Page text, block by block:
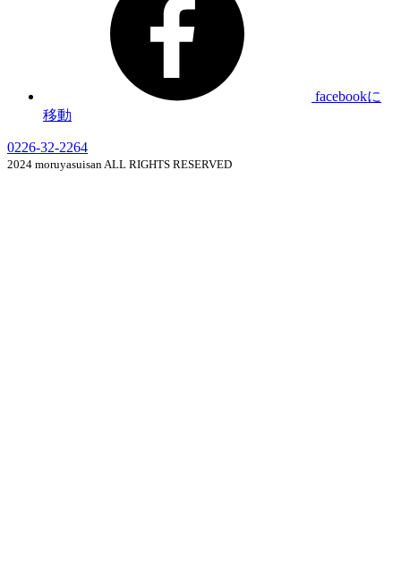
facebookに
移動
0226-32-2264
2024 moruyasuisan ALL RIGHTS RESERVED